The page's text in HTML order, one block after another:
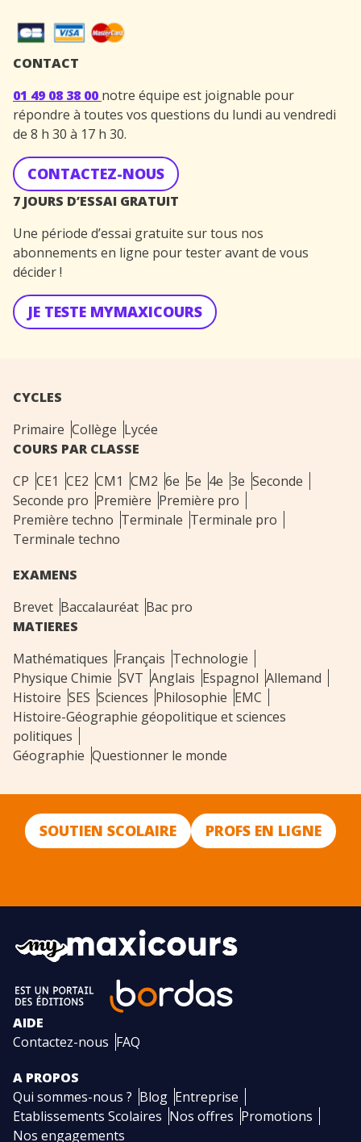
CONTACT
01 49 08 38 00 notre équipe est joignable pour
répondre à toutes vos questions du lundi au vendredi
de 8 h 30 à 17 h 30.
CONTACTEZ-NOUS
7 JOURS D’ESSAI GRATUIT
Une période d’essai gratuite sur tous nos
abonnements en ligne pour tester avant de vous
décider !
JE TESTE MYMAXICOURS
CYCLES
Primaire Collège Lycée
COURS PAR CLASSE
CP CE1 CE2 CM1 CM2 6e 5e 4e 3e Seconde
Seconde pro Première Première pro
Première techno Terminale Terminale pro
Terminale techno
EXAMENS
Brevet Baccalauréat Bac pro
MATIERES
Mathématiques Français Technologie
Physique Chimie SVT Anglais Espagnol Allemand
Histoire SES Sciences Philosophie EMC
Histoire-Géographie géopolitique et sciences
politiques
Géographie Questionner le monde
SOUTIEN SCOLAIRE PROFS EN LIGNE
AIDE
Contactez-nous FAQ
A PROPOS
Qui sommes-nous ? Blog Entreprise
Etablissements Scolaires Nos offres Promotions
Nos engagements